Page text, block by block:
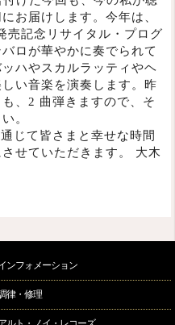
お届けします。今年は、
売記念リサイタル・プログ
ロが華やかに奏でられて
ハやスカルラッティやヘ
い音楽を演奏します。昨
、 2 曲弾きますので、そ
。
じて皆さまと幸せな時間
せていただきます。 大木
ンフォメーション
律・修理